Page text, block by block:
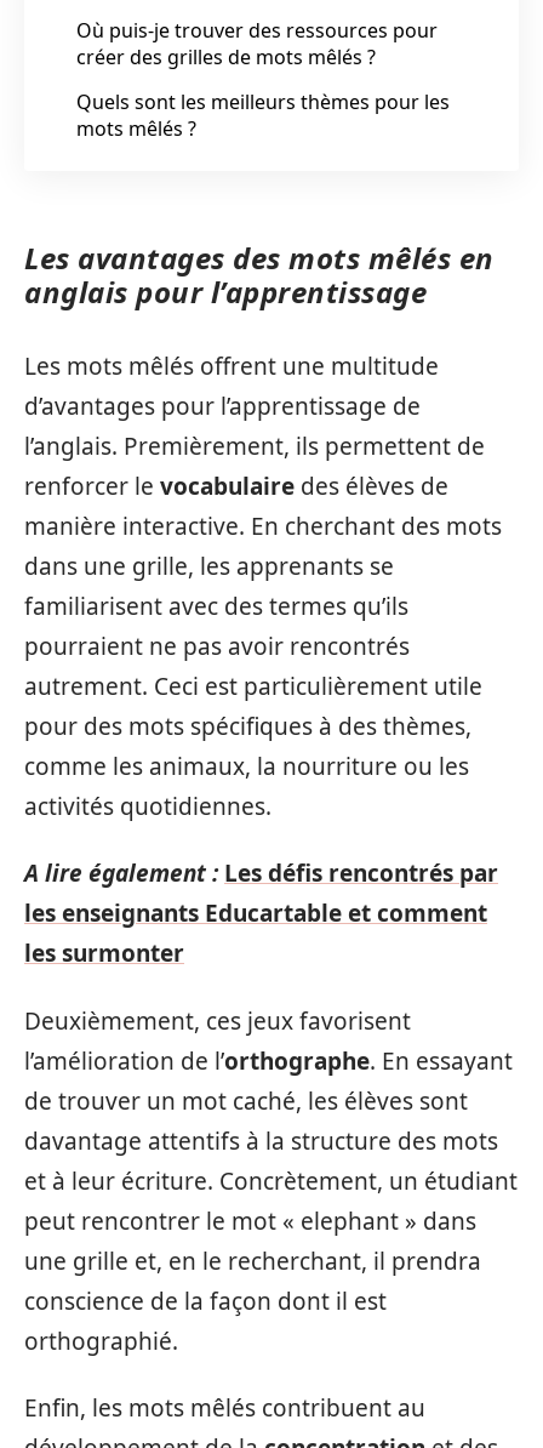
Où puis-je trouver des ressources pour
créer des grilles de mots mêlés ?
Quels sont les meilleurs thèmes pour les
mots mêlés ?
Les avantages des mots mêlés en
anglais pour l’apprentissage
Les mots mêlés offrent une multitude
d’avantages pour l’apprentissage de
l’anglais. Premièrement, ils permettent de
renforcer le vocabulaire des élèves de
manière interactive. En cherchant des mots
dans une grille, les apprenants se
familiarisent avec des termes qu’ils
pourraient ne pas avoir rencontrés
autrement. Ceci est particulièrement utile
pour des mots spécifiques à des thèmes,
comme les animaux, la nourriture ou les
activités quotidiennes.
A lire également : Les défis rencontrés par
les enseignants Educartable et comment
les surmonter
Deuxièmement, ces jeux favorisent
l’amélioration de l’orthographe. En essayant
de trouver un mot caché, les élèves sont
davantage attentifs à la structure des mots
et à leur écriture. Concrètement, un étudiant
peut rencontrer le mot « elephant » dans
une grille et, en le recherchant, il prendra
conscience de la façon dont il est
orthographié.
Enfin, les mots mêlés contribuent au